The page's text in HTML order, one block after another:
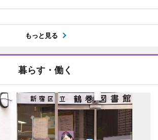
もっと見る
暮らす・働く